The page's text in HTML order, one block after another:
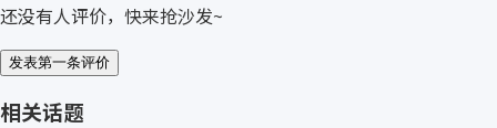
还没有人评价，快来抢沙发~
发表第一条评价
相关话题